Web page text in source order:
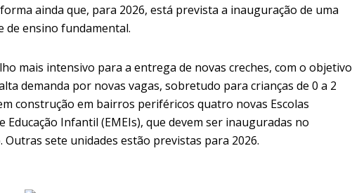
ainda que, para 2026, está prevista a inauguração de uma
de ensino fundamental.
mais intensivo para a entrega de novas creches, com o objetivo
demanda por novas vagas, sobretudo para crianças de 0 a 2
construção em bairros periféricos quatro novas Escolas
Educação Infantil (EMEIs), que devem ser inauguradas no
Outras sete unidades estão previstas para 2026.